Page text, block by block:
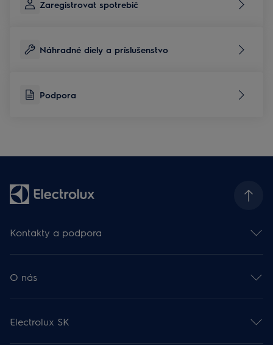
Zaregistrovat spotrebič
Náhradné diely a príslušenstvo
Podpora
Kontakty a podpora
Odber newslettra
Facebook 🡕
Instagram 🡕
Podpora
O nás
Finančné informácie 🡕
Udržateľnosť 🡕
Kariéra 🡕
Electrolux SK